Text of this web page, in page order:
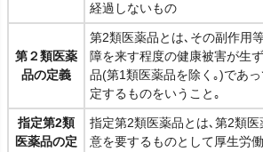
経過しないもの
第２類医薬
品の定義
第2類医薬品とは､その副作用
障を来す程度の健康被害が生
品(第1類医薬品を除く｡)であ
定するものをいうこと｡
指定第2類
医薬品の定
指定第2類医薬品とは､第2類
意を要するものとして厚生労